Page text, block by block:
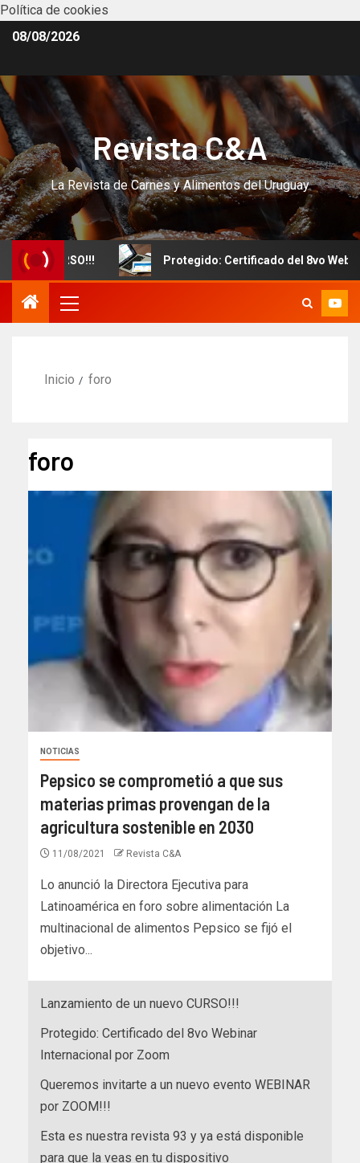
Política de cookies
08/08/2026
Revista C&A
La Revista de Carnes y Alimentos del Uruguay
CURSO!!! Protegido: Certificado del 8vo Webinar
Inicio foro
foro
NOTICIAS
Pepsico se comprometió a que sus
materias primas provengan de la
agricultura sostenible en 2030
11/08/2021 Revista C&A
Lo anunció la Directora Ejecutiva para
Latinoamérica en foro sobre alimentación La
multinacional de alimentos Pepsico se fijó el
objetivo...
Lanzamiento de un nuevo CURSO!!!
Protegido: Certificado del 8vo Webinar
Internacional por Zoom
Queremos invitarte a un nuevo evento WEBINAR
por ZOOM!!!
Esta es nuestra revista 93 y ya está disponible
para que la veas en tu dispositivo